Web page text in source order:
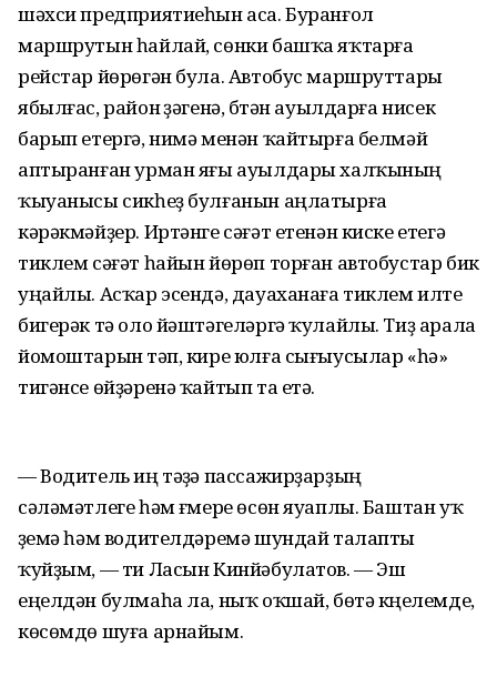
шәхси предприятиеһын аса. Буранғол
маршрутын һайлай, сөнки башҡа яҡтарға
рейстар йөрөгән була. Автобус маршруттары
ябылғас, район үҙәгенә, бүтән ауылдарға нисек
барып етергә, нимә менән ҡайтырға белмәй
аптыранған урман яғы ауылдары халҡының
ҡыуанысы сикһеҙ булғанын аңлатырға
кәрәкмәйҙер. Иртәнге сәғәт етенән киске етегә
тиклем сәғәт һайын йөрөп торған автобустар бик
уңайлы. Асҡар эсендә, дауаханаға тиклем илтеү
бигерәк тә оло йәштәгеләргә ҡулайлы. Тиҙ арала
йомоштарын үтәп, кире юлға сығыусылар «һә»
тигәнсе өйҙәренә ҡайтып та етә.
— Водитель иң тәүҙә пассажирҙарҙың
сәләмәтлеге һәм ғүмере өсөн яуаплы. Баштан уҡ
үҙемә һәм водителдәремә шундай талапты
ҡуйҙым, — ти Ласын Кинйәбулатов. — Эш
еңелдән булмаһа ла, ныҡ оҡшай, бөтә күңелемде,
көсөмдө шуға арнайым.